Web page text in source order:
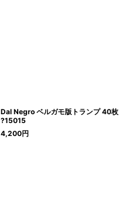
Dal Negro ベルガモ版トランプ 40枚
?15015
4,200円